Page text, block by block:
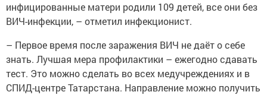
инфицированные матери родили 109 детей, все они без
ВИЧ-инфекции, – отметил инфекционист.
– Первое время после заражения ВИЧ не даёт о себе
знать. Лучшая мера профилактики – ежегодно сдавать
тест. Это можно сделать во всех медучреждениях и в
СПИД-центре Татарстана. Направление можно получить